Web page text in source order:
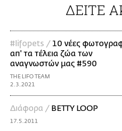
ΔΕΙΤΕ
#lifopets / 10 νέες
απ' τα τέλεια ζώα των
αναγνωστών μας #590
THE LIFO TEAM
2.3.2021
Διάφορα / BETTY LOOP
17.5.2011